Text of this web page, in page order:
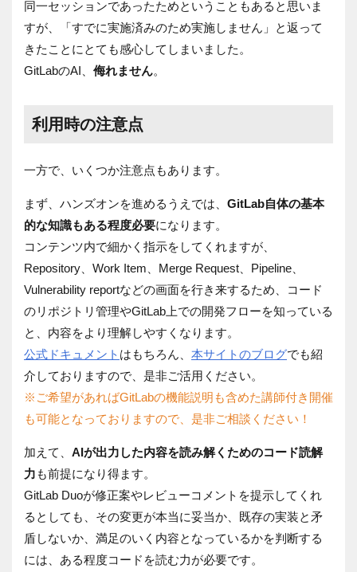
同一セッションであったためということもあると思いま
すが、「すでに実施済みのため実施しません」と返って
きたことにとても感心してしまいました。
GitLabのAI、 侮れません。
利用時の注意点
一方で、いくつか注意点もあります。
まず、ハンズオンを進めるうえでは、 GitLab自体の基本
的な知識もある程度必要になります。
コンテンツ内で細かく指示をしてくれますが、
Repository、Work Item、Merge Request、Pipeline、
Vulnerability reportなどの画面を行き来するため、コード
のリポジトリ管理やGitLab上での開発フローを知っている
と、内容をより理解しやすくなります。
公式ドキュメント はもちろん、 本サイトのブログでも紹
介しておりますので、是非ご活用ください。
※ご希望があればGitLabの機能説明も含めた講師付き開催
も可能となっておりますので、是非ご相談ください！
加えて、 AIが出力した内容を読み解くためのコード読解
力も前提になり得ます。
GitLab Duoが修正案やレビューコメントを提示してくれ
るとしても、その変更が本当に妥当か、既存の実装と矛
盾しないか、満足のいく内容となっているかを判断する
には、ある程度コードを読む力が必要です。